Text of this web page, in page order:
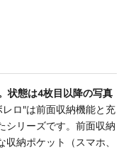
状態は4枚目以降の写真
ロ"は前面収納機能と充
シリーズです。前面収納
納ポケット（スマホ、